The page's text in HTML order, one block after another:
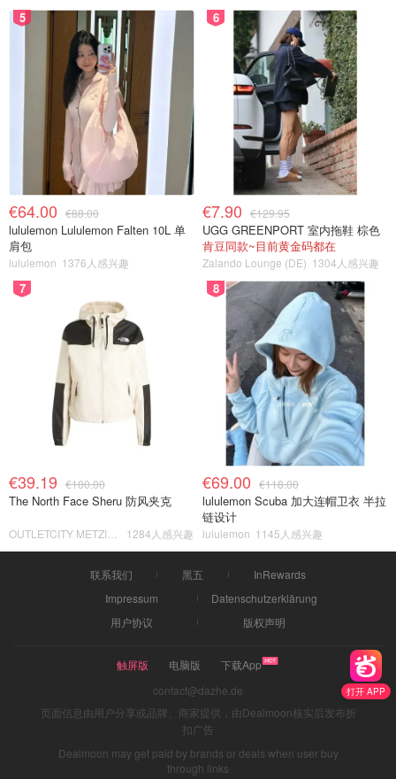
打开 APP
5
€64.00 €88.00
lululemon Lululemon Falten 10L 单
肩包
lululemon 1376人感兴趣
6
€7.90 €129.95
UGG GREENPORT 室内拖鞋 棕色
肯豆同款~目前黄金码都在
Zalando Lounge (DE) 1304人感兴趣
7
€39.19 €100.00
The North Face Sheru 防风夹克
1284人感兴趣
8
€69.00 €118.00
lululemon Scuba 加大连帽卫衣 半拉
链设计
lululemon 1145人感兴趣
联系我们 黑五
InRewards
Impressum
Datenschutzerklärung
用户协议
版权声明
触屏版 电脑版
下载App
contact@dazhe.de
页面信息由用户分享或品牌、商家提供，由Dealmoon核实后发布折
扣广告
Dealmoon may get paid by brands or deals when user buy
through links